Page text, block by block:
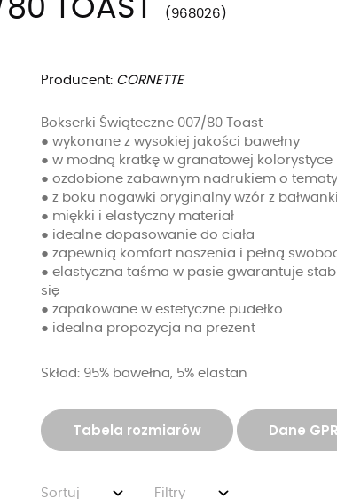
80 TOAST 968026
Producent: CORNETTE
Bokserki Świąteczne 007/80 Toast
● wykonane z wysokiej jakości bawełny
● w modną kratkę w granatowej kolorystyce
● ozdobione zabawnym nadrukiem o
● z boku nogawki oryginalny wzór z
● miękki i elastyczny materiał
● idealne dopasowanie do ciała
● zapewnią komfort noszenia i pełną
● elastyczna taśma w pasie gwarantuje
się
● zapakowane w estetyczne pudełko
● idealna propozycja na prezent
Skład: 95% bawełna, 5% elastan
Tabela rozmiarów Dane
Sortuj Filtry